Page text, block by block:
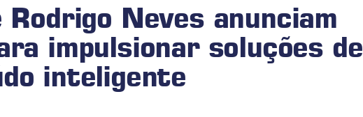
Neves anunciam
impulsionar soluções de
inteligente